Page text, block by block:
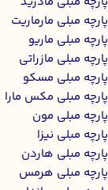
پارچه مبلی مارماریت
پارچه مبلی ماریو
پارچه مبلی مازراتی
پارچه مبلی مسکو
پارچه مبلی مکس مارا
پارچه مبلی مون
پارچه مبلی نیزا
پارچه مبلی هاردن
پارچه مبلی هرمس